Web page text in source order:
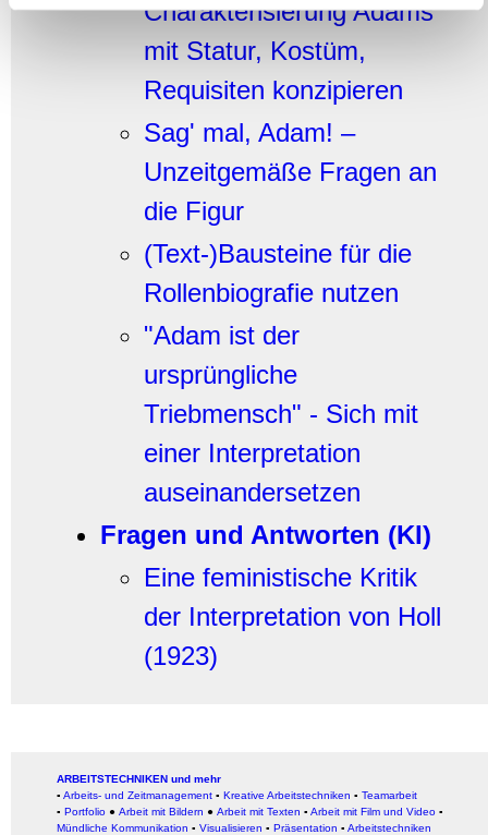
gesammelt haben.Charakterisierung Adams
mit Statur, Kostüm,
Requisiten konzipieren
Sag' mal, Adam! –
Unzeitgemäße Fragen an
die Figur
(Text-)Bausteine für die
Rollenbiografie nutzen
"Adam ist der
ursprüngliche
Triebmensch" - Sich mit
einer Interpretation
auseinandersetzen
Fragen und Antworten (KI)
Eine feministische Kritik
der Interpretation von Holl
(1923)
ARBEITSTECHNIKEN und mehr
▪ Arbeits- und Zeitmanagement ▪ Kreative Arbeitstechniken ▪ Teamarbeit
▪ Portfolio ● Arbeit mit Bildern ● Arbeit mit Texten ▪ Arbeit mit Film und Video ▪
Mündliche Kommunikation ▪ Visualisieren ▪ Präsentation ▪ Arbeitstechniken